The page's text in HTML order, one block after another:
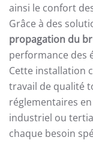
ainsi le confort
Grâce à des
propagation du
performance des
Cette installation
travail de qualité
réglementaires
industriel ou
chaque besoin